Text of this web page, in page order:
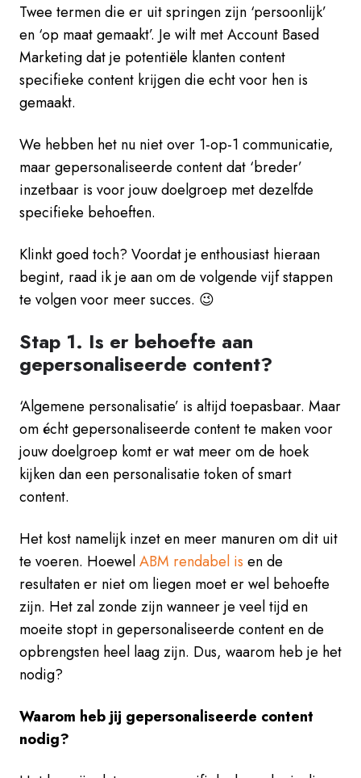
Twee termen die er uit springen zijn ‘persoonlijk’
en ‘op maat gemaakt’. Je wilt met Account Based
Marketing dat je potentiële klanten content
specifieke content krijgen die echt voor hen is
gemaakt.
We hebben het nu niet over 1-op-1 communicatie,
maar gepersonaliseerde content dat ‘breder’
inzetbaar is voor jouw doelgroep met dezelfde
specifieke behoeften.
Klinkt goed toch? Voordat je enthousiast hieraan
begint, raad ik je aan om de volgende vijf stappen
te volgen voor meer succes. 😉
Stap 1. Is er behoefte aan
gepersonaliseerde content?
‘Algemene personalisatie’ is altijd toepasbaar. Maar
om écht gepersonaliseerde content te maken voor
jouw doelgroep komt er wat meer om de hoek
kijken dan een personalisatie token of smart
content.
Het kost namelijk inzet en meer manuren om dit uit
te voeren. HoewelABM rendabel is en de
resultaten er niet om liegen moet er wel behoefte
zijn. Het zal zonde zijn wanneer je veel tijd en
moeite stopt in gepersonaliseerde content en de
opbrengsten heel laag zijn. Dus, waarom heb je het
nodig?
Waarom heb jij gepersonaliseerde content
nodig?